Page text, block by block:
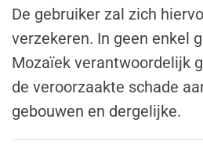
De gebruiker zal zich
verzekeren. In geen enkel
Mozaïek verantwoordelijk
de veroorzaakte schade
gebouwen en dergelijke.